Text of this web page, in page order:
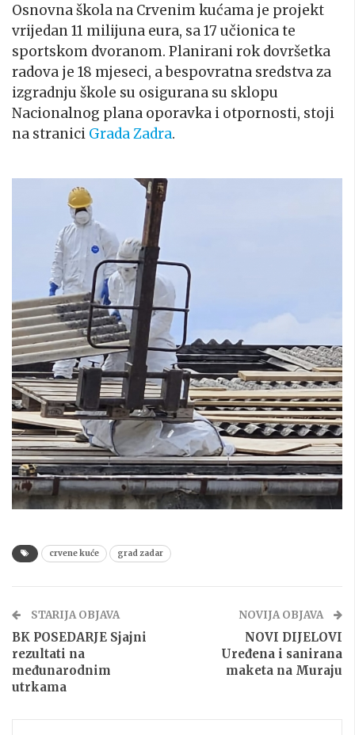
Osnovna škola na Crvenim kućama je projekt
vrijedan 11 milijuna eura, sa 17 učionica te
sportskom dvoranom. Planirani rok dovršetka
radova je 18 mjeseci, a bespovratna sredstva za
izgradnju škole su osigurana su sklopu
Nacionalnog plana oporavka i otpornosti, stoji
na stranici Grada Zadra.
crvene kuće grad zadar
STARIJA OBJAVA
BK POSEDARJE Sjajni
rezultati na
međunarodnim
utrkama
NOVIJA OBJAVA
NOVI DIJELOVI
Uređena i sanirana
maketa na Muraju